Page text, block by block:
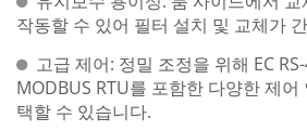
작동할 수 있어 필터 설치 및 교체가
고급 제어: 정밀 조정을 위해 EC
MODBUS RTU를 포함한 다양한 제
택할 수 있습니다.